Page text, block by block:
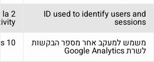
ID used to identify users and
sessions
la
משמש למעקב אחר מספר הבקשות
לשרת Google Analytics
10 minutes